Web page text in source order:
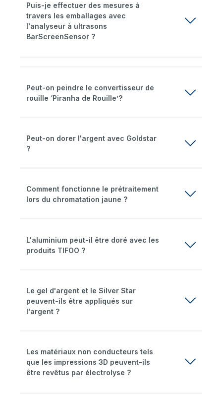
Puis-je effectuer des mesures à
travers les emballages avec
l'analyseur à ultrasons
BarScreenSensor ?
Peut-on peindre le convertisseur de
rouille ‘Piranha de Rouille’?
Peut-on dorer l'argent avec Goldstar
?
Comment fonctionne le prétraitement
lors du chromatation jaune ?
L'aluminium peut-il être doré avec les
produits TIFOO ?
Le gel d'argent et le Silver Star
peuvent-ils être appliqués sur
l'argent ?
Les matériaux non conducteurs tels
que les impressions 3D peuvent-ils
être revêtus par électrolyse ?